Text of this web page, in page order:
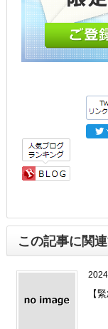
この記事に関
【